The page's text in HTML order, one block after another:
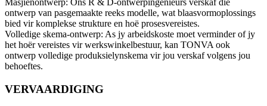
Masjienontwerp: Ons R & D-ontwerpingenieurs verskaf die
ontwerp van pasgemaakte reeks modelle, wat blaasvormoplossings
bied vir komplekse strukture en hoë prosesvereistes.
Volledige skema-ontwerp: As jy arbeidskoste moet verminder of jy
het hoër vereistes vir werkswinkelbestuur, kan TONVA ook
ontwerp volledige produksielynskema vir jou verskaf volgens jou
behoeftes.
VERVAARDIGING